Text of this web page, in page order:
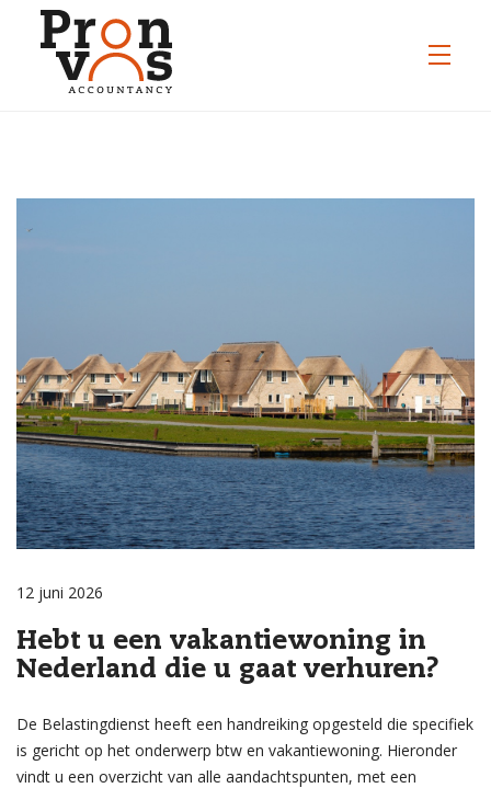
12 juni 2026
Hebt u een vakantiewoning in
Nederland die u gaat verhuren?
De Belastingdienst heeft een handreiking opgesteld die specifiek
is gericht op het onderwerp btw en vakantiewoning. Hieronder
vindt u een overzicht van alle aandachtspunten, met een